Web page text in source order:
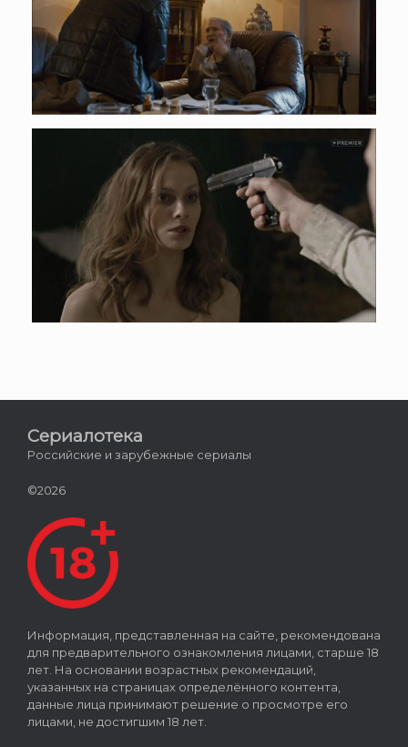
Сериалотека
Российские и зарубежные сериалы
©2026
Информация, представленная на сайте, рекомендована
для предварительного ознакомления лицами, старше 18
лет. На основании возрастных рекомендаций,
указанных на страницах определённого контента,
данные лица принимают решение о просмотре его
лицами, не достигшим 18 лет.